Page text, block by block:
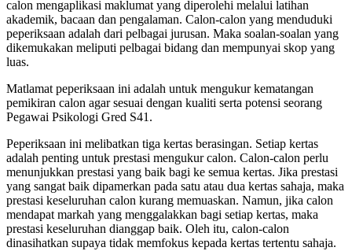
calon mengaplikasi maklumat yang diperolehi melalui latihan
akademik, bacaan dan pengalaman. Calon-calon yang menduduki
peperiksaan adalah dari pelbagai jurusan. Maka soalan-soalan yang
dikemukakan meliputi pelbagai bidang dan mempunyai skop yang
luas.
Matlamat peperiksaan ini adalah untuk mengukur kematangan
pemikiran calon agar sesuai dengan kualiti serta potensi seorang
Pegawai Psikologi Gred S41.
Peperiksaan ini melibatkan tiga kertas berasingan. Setiap kertas
adalah penting untuk prestasi mengukur calon. Calon-calon perlu
menunjukkan prestasi yang baik bagi ke semua kertas. Jika prestasi
yang sangat baik dipamerkan pada satu atau dua kertas sahaja, maka
prestasi keseluruhan calon kurang memuaskan. Namun, jika calon
mendapat markah yang menggalakkan bagi setiap kertas, maka
prestasi keseluruhan dianggap baik. Oleh itu, calon-calon
dinasihatkan supaya tidak memfokus kepada kertas tertentu sahaja.